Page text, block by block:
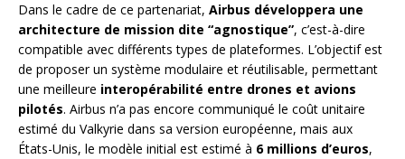
Dans le cadre de ce partenariat, Airbus développera une
architecture de mission dite “agnostique”, c’est-à-dire
compatible avec différents types de plateformes. L’objectif est
de proposer un système modulaire et réutilisable, permettant
une meilleure interopérabilité entre drones et avions
pilotés. Airbus n’a pas encore communiqué le coût unitaire
estimé du Valkyrie dans sa version européenne, mais aux
États-Unis, le modèle initial est estimé à 6 millions d’euros,